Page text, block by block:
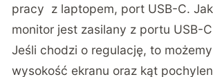
pracy z laptopem, port USB-C.
monitor jest zasilany z portu USB-
Jeśli chodzi o regulację, to
wysokość ekranu oraz kąt